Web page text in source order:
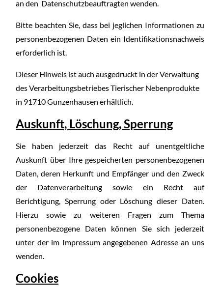
an den Datenschutzbeauftragten wenden.
Bitte beachten Sie, dass bei jeglichen Informationen zu
personenbezogenen Daten ein Identifikationsnachweis
erforderlich ist.
Dieser Hinweis ist auch ausgedruckt in der Verwaltung
des Verarbeitungsbetriebes Tierischer Nebenprodukte
in 91710 Gunzenhausen erhältlich.
Auskunft, Löschung, Sperrung
Sie haben jederzeit das Recht auf unentgeltliche
Auskunft über Ihre gespeicherten personenbezogenen
Daten, deren Herkunft und Empfänger und den Zweck
der Datenverarbeitung sowie ein Recht auf
Berichtigung, Sperrung oder Löschung dieser Daten.
Hierzu sowie zu weiteren Fragen zum Thema
personenbezogene Daten können Sie sich jederzeit
unter der im Impressum angegebenen Adresse an uns
wenden.
Cookies